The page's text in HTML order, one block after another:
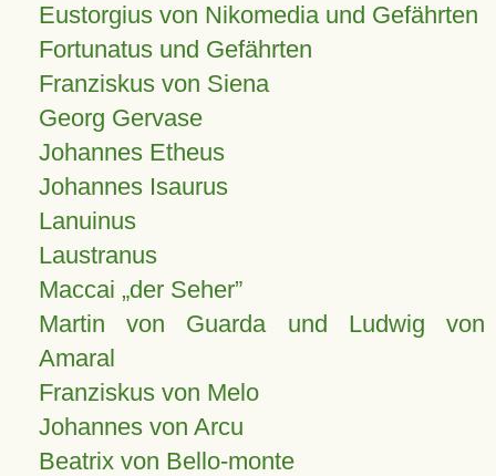
Eustorgius von Nikomedia und Gefährten
Fortunatus und Gefährten
Franziskus von Siena
Georg Gervase
Johannes Etheus
Johannes Isaurus
Lanuinus
Laustranus
Maccai „der Seher”
Martin von Guarda und Ludwig von
Amaral
Franziskus von Melo
Johannes von Arcu
Beatrix von Bello-monte